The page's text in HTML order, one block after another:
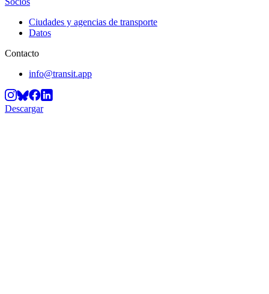
Ciudades y agencias de transporte
Datos
Contacto
info@transit.app
Descargar